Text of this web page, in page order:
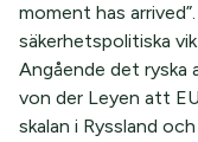
moment has
säkerhetspolitiska
Angående det ryska
von der Leyen att
skalan i Ryssland